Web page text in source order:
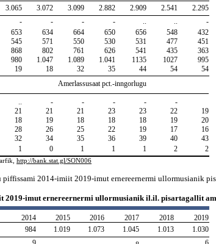
3.065 3.072 3.099 2.882 2.909 2.541
2.295
- - - -
-
653 634 664 650 656 548
432
545 571 550 530 531 477
451
868 802 761 626 541 435
363
980 1.047 1.089 1.041 1135 1027
995
19 18 32 35 44 54
54
Amerlassusaat pct.-inngorlugu
.. - - - -
-
21 21 21 23 23 22
19
18 19 18 18 18 19
20
28 26 25 22 19 17
16
32 34 35 36 39 40
43
1 0 1 1 1 2 2
http://bank.stat.gl/SON006
piffissami 2014-imiit 2019-imut ernereernermi ullormusianik
2019-imut ernereernermi ullormusianik il.il. pisartagallit
2014 2015 2016 2017 2018
2019
984 1.019 1.073 1.045 1.013
1.030